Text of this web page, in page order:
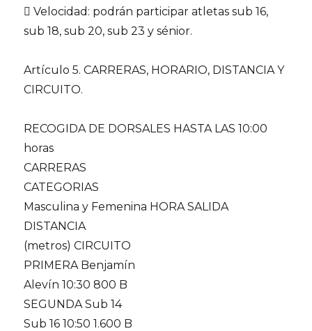
 Velocidad: podrán participar atletas sub 16,
sub 18, sub 20, sub 23 y sénior.
Artículo 5. CARRERAS, HORARIO, DISTANCIA Y
CIRCUITO.
RECOGIDA DE DORSALES HASTA LAS 10:00
horas
CARRERAS
CATEGORIAS
Masculina y Femenina HORA SALIDA
DISTANCIA
(metros) CIRCUITO
PRIMERA Benjamín
Alevín 10:30 800 B
SEGUNDA Sub 14
Sub 16 10:50 1.600 B